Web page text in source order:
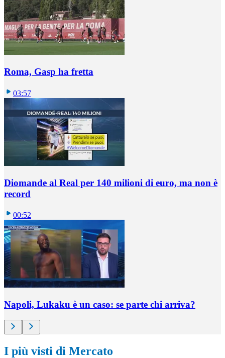
Roma, Gasp ha fretta
03:57
Diomande al Real per 140 milioni di euro, ma non è
record
00:52
Napoli, Lukaku è un caso: se parte chi arriva?
I più visti di Mercato